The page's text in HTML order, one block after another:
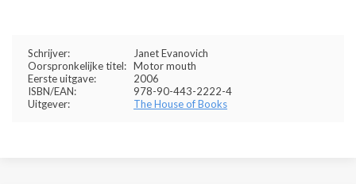
Schrijver:
Janet Evanovich
Oorspronkelijke titel: Motor mouth
Eerste uitgave:
2006
ISBN/EAN:
978-90-443-2222-4
Uitgever:
The House of Books